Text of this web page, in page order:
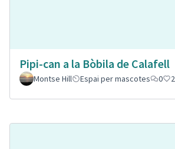
Pipi-can a la Bòbila de Calafell
Montse Hill
Espai per mascotes 0 2